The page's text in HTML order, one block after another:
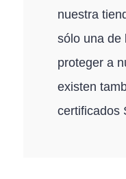
nuestra
sólo una de
proteger a
existen
certificados